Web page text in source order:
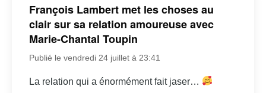
François Lambert met les choses au
clair sur sa relation amoureuse avec
Marie-Chantal Toupin
Publié le vendredi 24 juillet à 23:41
La relation qui a énormément fait jaser…